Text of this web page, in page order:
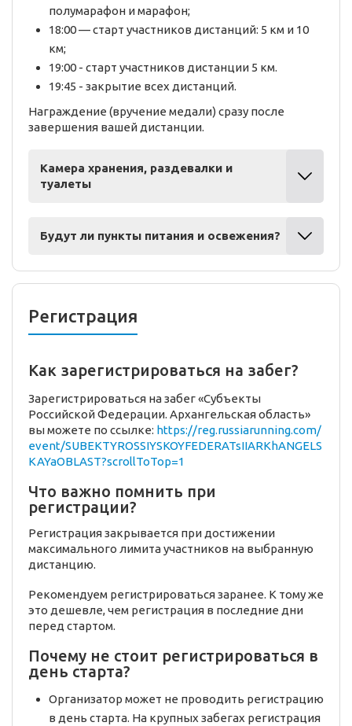
полумарафон и марафон;
18:00 — старт участников дистанций: 5 км и 10
км;
19:00 - старт участников дистанции 5 км.
19:45 - закрытие всех дистанций.
Награждение (вручение медали) сразу после
завершения вашей дистанции.
Камера хранения, раздевалки и
туалеты
Будут ли пункты питания и освежения?
Регистрация
Как зарегистрироваться на забег?
Зарегистрироваться на забег «Субъекты
Российской Федерации. Архангельская область»
вы можете по ссылке: https://reg.russiarunning.com/
event/SUBEKTYROSSIYSKOYFEDERATsIIARKhANGELS
KAYaOBLAST?scrollToTop=1
Что важно помнить при
регистрации?
Регистрация закрывается при достижении
максимального лимита участников на выбранную
дистанцию.
Рекомендуем регистрироваться заранее. К тому же
это дешевле, чем регистрация в последние дни
перед стартом.
Почему не стоит регистрироваться в
день старта?
Организатор может не проводить регистрацию
в день старта. На крупных забегах регистрация